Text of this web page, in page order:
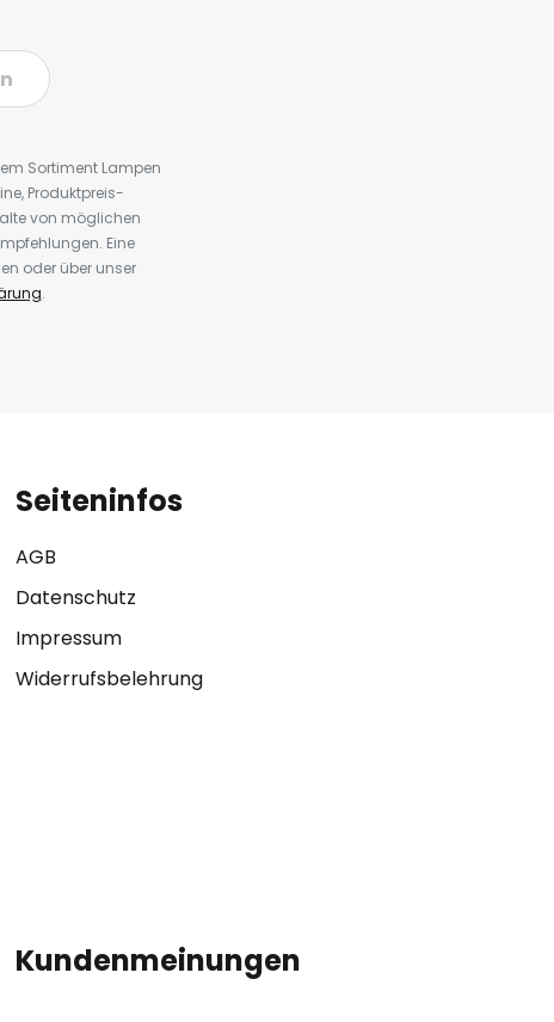
Sortiment Lampen
Produktpreis-
von möglichen
Eine
oder über unser
.
Seiteninfos
AGB
Datenschutz
Impressum
Widerrufsbelehrung
Kundenmeinungen